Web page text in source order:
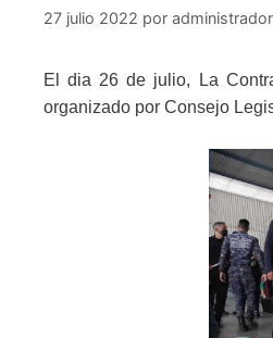
27 julio 2022 por administrador
El dia 26 de julio, La
organizado por Consejo